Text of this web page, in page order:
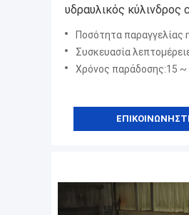
υδραυλικός κύλινδρος
τον αισθητήρα
Ποσότητα παραγγελίας min:1
Συσκευασία λεπτομέρειες:τυποποιημένο
Χρόνος παράδοσης:15 ~ 60 ημερών εξαρτάται